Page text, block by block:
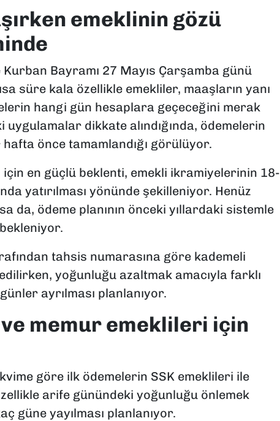
emeklinin gözü
Kurban Bayramı 27 Mayıs Çarşamba günü
süre kala özellikle emekliler, maaşların yanı
hangi gün hesaplara geçeceğini merak
uygulamalar dikkate alındığında, ödemelerin
önce tamamlandığı görülüyor.
için en güçlü beklenti, emekli ikramiyelerinin 18-
yatırılması yönünde şekilleniyor. Henüz
da, ödeme planının önceki yıllardaki sistemle
tahsis numarasına göre kademeli
yoğunluğu azaltmak amacıyla farklı
ayrılması planlanıyor.
ve memur emeklileri için
göre ilk ödemelerin SSK emeklileri ile
arife günündeki yoğunluğu önlemek
güne yayılması planlanıyor.